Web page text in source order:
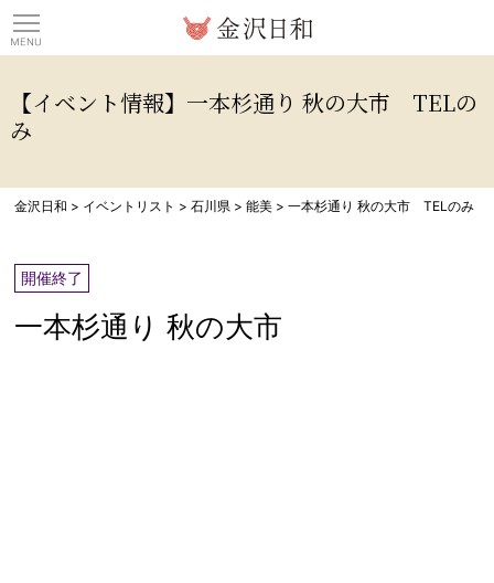
【イベント情報】一本杉通り 秋の大市 TELの
み
金沢日和 > イベントリスト >石川県 >能美 >一本杉通り 秋の大市 TELのみ
開催終了
一本杉通り 秋の大市